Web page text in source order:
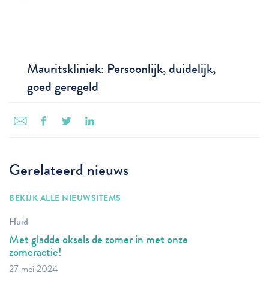
Mauritskliniek: Persoonlijk, duidelijk,
goed geregeld
Gerelateerd nieuws
BEKIJK ALLE NIEUWSITEMS
Huid
Met gladde oksels de zomer in met onze
zomeractie!
27 mei 2024